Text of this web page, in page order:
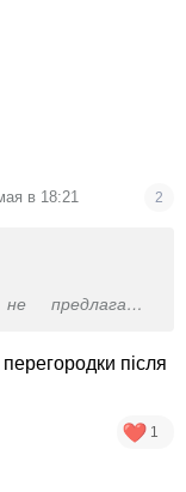
в 18:21 2
предлагают
після
1